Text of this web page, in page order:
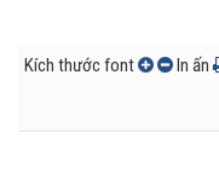
Kích thước font In ấn